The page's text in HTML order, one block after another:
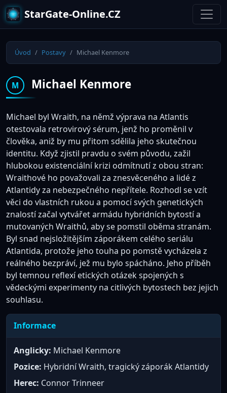
StarGate-Online.CZ
Úvod Postavy Michael Kenmore
M Michael Kenmore
Michael byl Wraith, na němž výprava na Atlantis
otestovala retrovirový sérum, jenž ho proměnil v
člověka, aniž by mu přitom sdělila jeho skutečnou
identitu. Když zjistil pravdu o svém původu, zažil
hlubokou existenciální krizi odmítnutí z obou stran:
Wraithové ho považovali za znesvěceného a lidé z
Atlantidy za nebezpečného nepřítele. Rozhodl se vzít
věci do vlastních rukou a pomocí svých genetických
znalostí začal vytvářet armádu hybridních bytostí a
mutovaných Wraithů, aby se pomstil oběma stranám.
Byl snad nejsložitějším záporákem celého seriálu
Atlantida, protože jeho touha po pomstě vycházela z
reálného bezpráví, jež mu bylo spácháno. Jeho příběh
byl temnou reflexí etických otázek spojených s
vědeckými experimenty na citlivých bytostech bez jejich
souhlasu.
Informace
Anglicky: Michael Kenmore
Pozice: Hybridní Wraith, tragický záporák Atlantidy
Herec: Connor Trinneer